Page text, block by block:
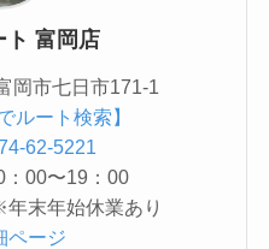
ト 富岡店
岡市七日市171-1
ルート検索】
62-5221
：00〜19：00
末年始休業あり
ページ